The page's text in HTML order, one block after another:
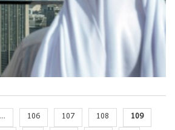
... 106 107 108
109